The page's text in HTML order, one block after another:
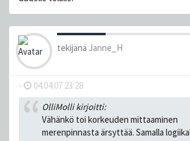
tekijänä Janne_H
- 04.04.07 23:28
OlliMolli kirjoitti:
Vähänkö toi korkeuden mittaaminen
merenpinnasta ärsyttää. Samalla